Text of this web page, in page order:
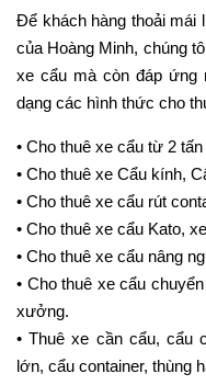
Để khách hàng thoải mái
của Hoàng Minh, chúng
xe cẩu mà còn đáp ứng
dạng các hình thức cho
• Cho thuê xe cẩu từ 2
• Cho thuê xe Cẩu kính,
• Cho thuê xe cẩu rút
• Cho thuê xe cẩu Kato,
• Cho thuê xe cẩu nâng
• Cho thuê xe cẩu
xưởng.
• Thuê xe cần cẩu, cẩu
lớn, cẩu container, thùng